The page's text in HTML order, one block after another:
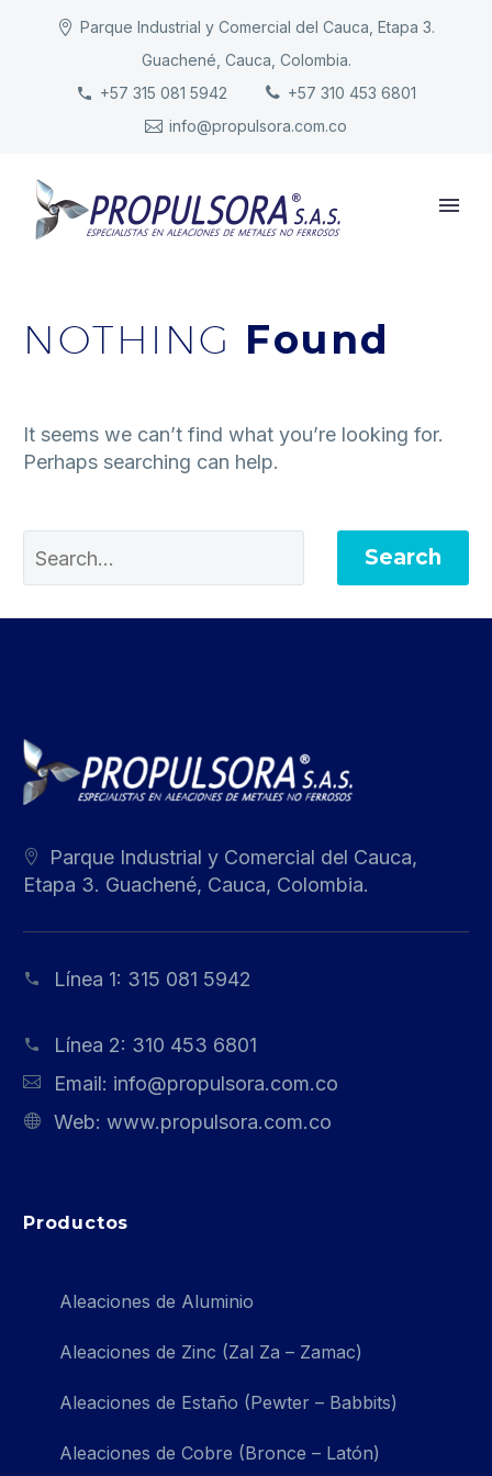
Parque Industrial y Comercial del Cauca, Etapa 3.
Guachené, Cauca, Colombia.
+57 315 081 5942
+57 310 453 6801
info@propulsora.com.co
INICIO
PRODUCTOS
NOTHING Found
It seems we can’t find what you’re looking for.
Perhaps searching can help.
Search
Parque Industrial y Comercial del Cauca,
Etapa 3. Guachené, Cauca, Colombia.
Línea 1: 315 081 5942
Línea 2: 310 453 6801
Email: info@propulsora.com.co
Web: www.propulsora.com.co
Productos
Aleaciones de Aluminio
Aleaciones de Zinc (Zal Za – Zamac)
Aleaciones de Estaño (Pewter – Babbits)
Aleaciones de Cobre (Bronce – Latón)